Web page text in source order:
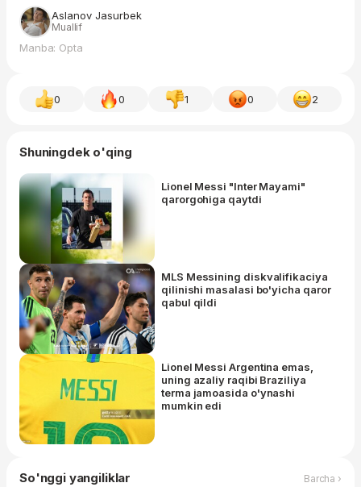
Aslanov Jasurbek
Muallif
Manba: Opta
0 0 1 0 2
Shuningdek o'qing
Lionel Messi "Inter Mayami"
qarorgohiga qaytdi
MLS Messining diskvalifikaciya
qilinishi masalasi bo'yicha qaror
qabul qildi
Lionel Messi Argentina emas,
uning azaliy raqibi Braziliya
terma jamoasida o'ynashi
mumkin edi
So'nggi yangiliklar Barcha ›